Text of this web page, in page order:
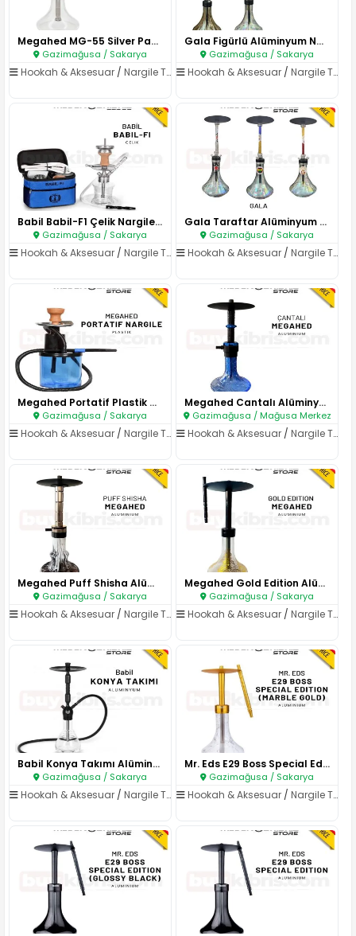
Megahed MG-55 Silver Paslanmaz..
Gazimağusa / Sakarya
Hookah & Aksesuar / Nargile Takımları
Gala Figürlü Alüminyum Nargile..
Gazimağusa / Sakarya
Hookah & Aksesuar /Nargile Takımları
Babil Babil-F1 Çelik Nargile T..
Gazimağusa / Sakarya
Hookah & Aksesuar / Nargile Takımları
Gala Taraftar Alüminyum Nargil..
Gazimağusa / Sakarya
Hookah & Aksesuar /Nargile Takımları
Megahed Portatif Plastik Nargi..
Gazimağusa / Sakarya
Hookah & Aksesuar / Nargile Takımları
Megahed Cantalı Alüminyum Narg..
Gazimağusa / Mağusa Merkez
Hookah & Aksesuar /Nargile Takımları
Megahed Puff Shisha Alüminyum ..
Gazimağusa / Sakarya
Hookah & Aksesuar / Nargile Takımları
Megahed Gold Edition Alüminyum..
Gazimağusa / Sakarya
Hookah & Aksesuar /Nargile Takımları
Babil Konya Takımı Alüminyum N..
Gazimağusa / Sakarya
Hookah & Aksesuar / Nargile Takımları
Mr. Eds E29 Boss Special Editi..
Gazimağusa / Sakarya
Hookah & Aksesuar /Nargile Takımları